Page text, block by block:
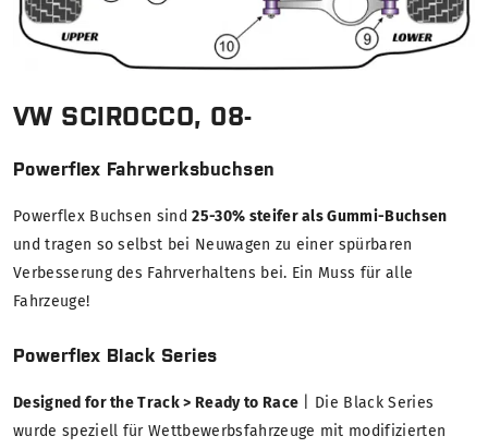
VW SCIROCCO, 08-
Powerflex Fahrwerksbuchsen
Powerflex Buchsen sind25-30% steifer als Gummi-Buchsen
und tragen so selbst bei Neuwagen zu einer spürbaren
Verbesserung des Fahrverhaltens bei. Ein Muss für alle
Fahrzeuge!
Powerflex Black Series
Designed for the Track > Ready to Race | Die Black Series
wurde speziell für Wettbewerbsfahrzeuge mit modifizierten